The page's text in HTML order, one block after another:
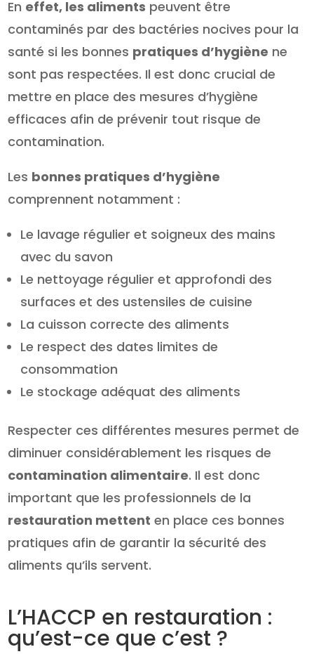
En effet, les aliments peuvent être
contaminés par des bactéries nocives pour la
santé si les bonnes pratiques d’hygiène ne
sont pas respectées. Il est donc crucial de
mettre en place des mesures d’hygiène
efficaces afin de prévenir tout risque de
contamination.
Les bonnes pratiques d’hygiène
comprennent notamment :
Le lavage régulier et soigneux des mains
avec du savon
Le nettoyage régulier et approfondi des
surfaces et des ustensiles de cuisine
La cuisson correcte des aliments
Le respect des dates limites de
consommation
Le stockage adéquat des aliments
Respecter ces différentes mesures permet de
diminuer considérablement les risques de
contamination alimentaire. Il est donc
important que les professionnels de la
restauration mettent en place ces bonnes
pratiques afin de garantir la sécurité des
aliments qu’ils servent.
L’HACCP en restauration :
qu’est-ce que c’est ?